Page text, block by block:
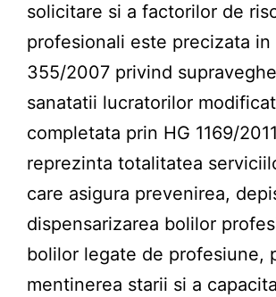
solicitare si a factorilor de
profesionali este precizata in
355/2007 privind
sanatatii lucratorilor
completata prin HG 1169/
reprezinta totalitatea
care asigura prevenirea,
dispensarizarea bolilor
bolilor legate de profesiune,
mentinerea starii si a